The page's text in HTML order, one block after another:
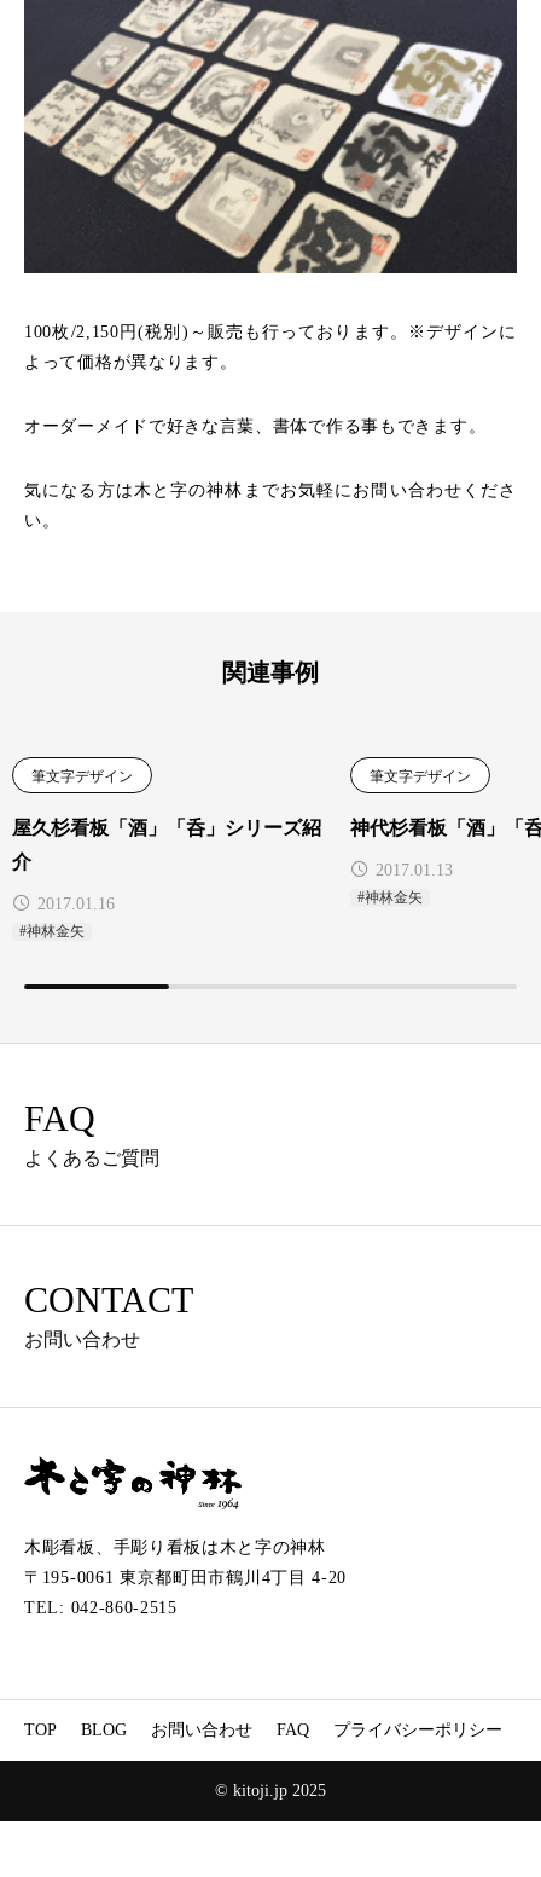
100枚/2,150円(税別)～販売も行っております。※デザインに
よって価格が異なります。
オーダーメイドで好きな言葉、書体で作る事もできます。
気になる方は木と字の神林までお気軽にお問い合わせくださ
い。
関連事例
筆文字デザイン
屋久杉看板「酒」「呑」シリーズ紹
介
2017.01.16
#神林金矢
筆文字デザイン
神代杉看板「酒」「
2017.01.13
#神林金矢
FAQ
よくあるご質問
CONTACT
お問い合わせ
木彫看板、手彫り看板は木と字の神林
〒195-0061 東京都町田市鶴川4丁目 4-20
TEL: 042-860-2515
TOP BLOG お問い合わせ FAQ プライバシーポリシー
© kitoji.jp 2025